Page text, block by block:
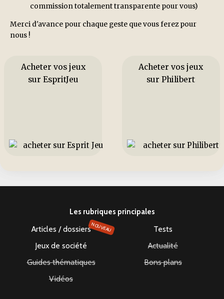
commission totalement transparente pour vous)
Merci d'avance pour chaque geste que vous ferez pour
nous !
Acheter vos jeux
sur EspritJeu
Acheter vos jeux
sur Philibert
Les rubriques principales
Articles / dossiersNOUVEAU
Tests
Jeux de société
Actualité
Guides thématiques
Bons plans
Vidéos